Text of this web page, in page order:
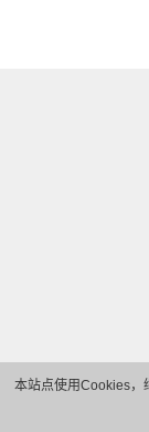
本站点使用Cookies，